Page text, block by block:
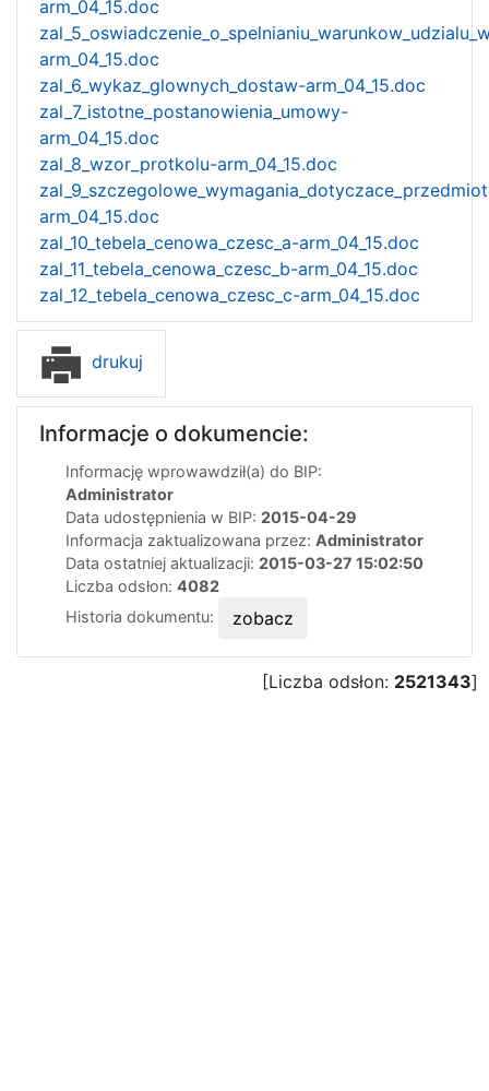
arm_04_15.doc
arm_04_15.doc
zal_6_wykaz_glownych_dostaw-arm_04_15.doc
zal_7_istotne_postanowienia_umowy-
arm_04_15.doc
zal_8_wzor_protkolu-arm_04_15.doc
arm_04_15.doc
zal_10_tebela_cenowa_czesc_a-arm_04_15.doc
zal_11_tebela_cenowa_czesc_b-arm_04_15.doc
zal_12_tebela_cenowa_czesc_c-arm_04_15.doc
drukuj
Informacje o dokumencie:
Informację wprowawdził(a) do BIP:
Administrator
Data udostępnienia w BIP: 2015-04-29
Informacja zaktualizowana przez: Administrator
Data ostatniej aktualizacji: 2015-03-27 15:02:50
Liczba odsłon: 4082
Historia dokumentu:
zobacz
[Liczba odsłon: 2521343]